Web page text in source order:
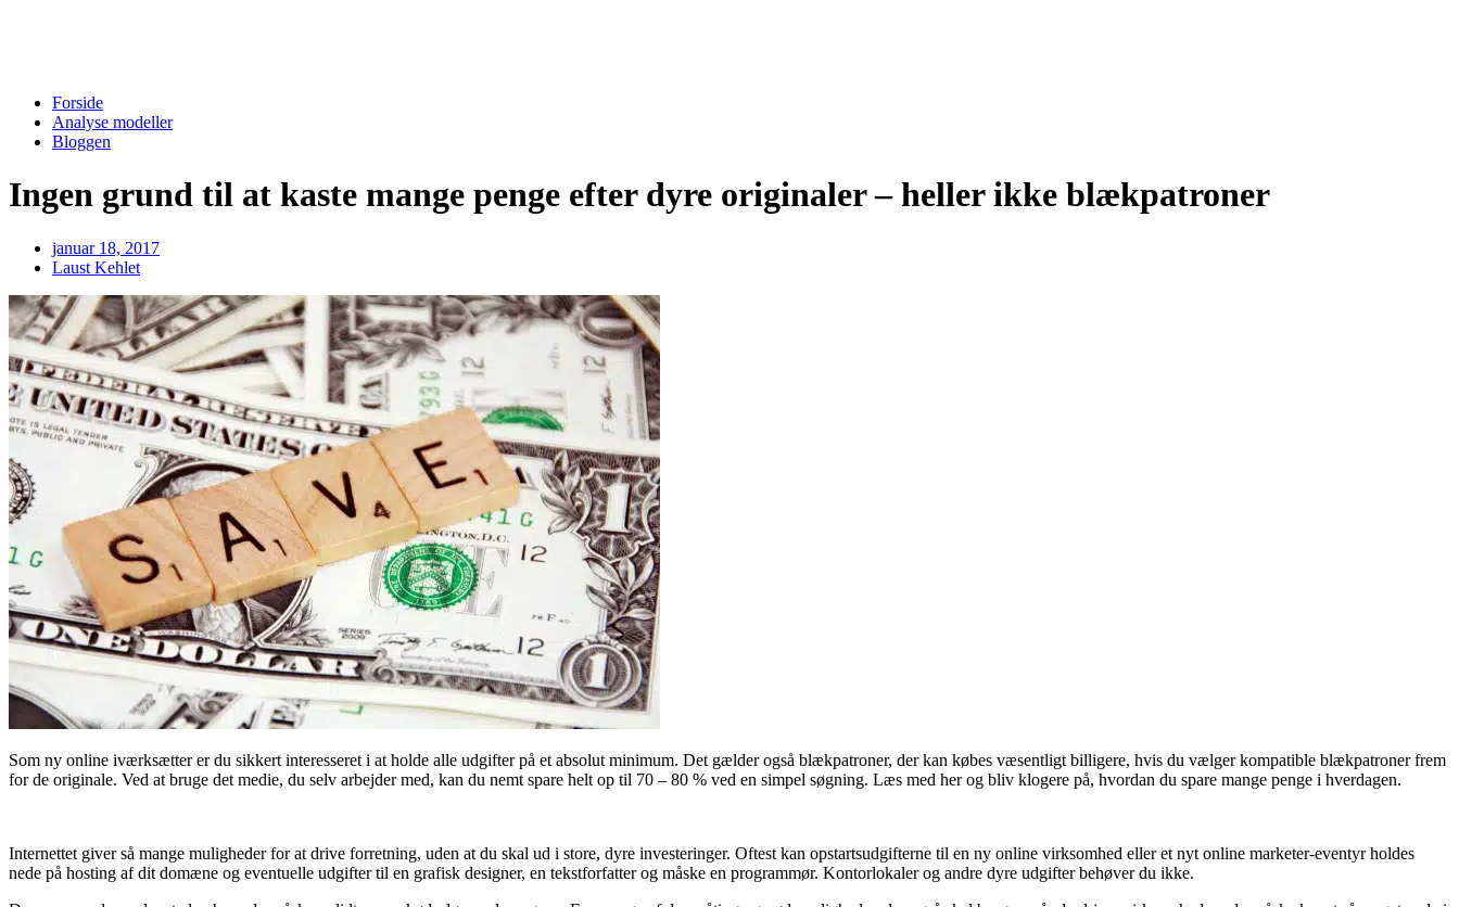
Forside
Analyse modeller
Bloggen
Ingen grund til at kaste mange penge efter dyre originaler – heller ikke blækpatroner
januar 18, 2017
Laust Kehlet
Som ny online iværksætter er du sikkert interesseret i at holde alle udgifter på et absolut minimum. Det gælder også blækpatroner, der kan købes væsentligt billigere, hvis du vælger kompatible blækpatroner frem
for de originale. Ved at bruge det medie, du selv arbejder med, kan du nemt spare helt op til 70 – 80 % ved en simpel søgning. Læs med her og bliv klogere på, hvordan du spare mange penge i hverdagen.
Internettet giver så mange muligheder for at drive forretning, uden at du skal ud i store, dyre investeringer. Oftest kan opstartsudgifterne til en ny online virksomhed eller et nyt online marketer-eventyr holdes
nede på hosting af dit domæne og eventuelle udgifter til en grafisk designer, en tekstforfatter og måske en programmør. Kontorlokaler og andre dyre udgifter behøver du ikke.